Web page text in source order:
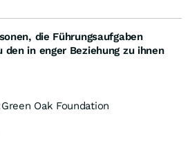
die Führungsaufgaben
in enger Beziehung zu ihnen
Green Oak Foundation